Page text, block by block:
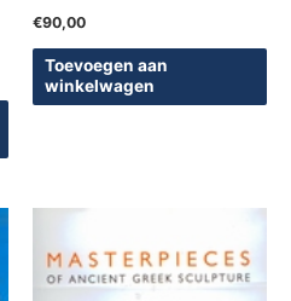
€90,00
Toevoegen aan
winkelwagen